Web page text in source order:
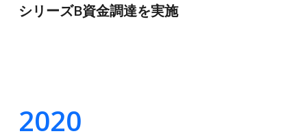
シリーズB資金調達を実施
2020